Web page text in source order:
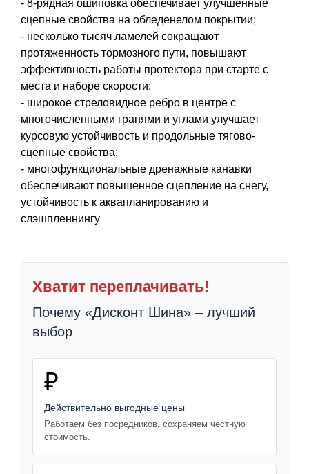
- 8-рядная ошиповка обеспечивает улучшенные
сцепные свойства на обледенелом покрытии;
- несколько тысяч ламелей сокращают
протяженность тормозного пути, повышают
эффективность работы протектора при старте с
места и наборе скорости;
- широкое стреловидное ребро в центре с
многочисленными гранями и углами улучшает
курсовую устойчивость и продольные тягово-
сцепные свойства;
- многофункциональные дренажные канавки
обеспечивают повышенное сцепление на снегу,
устойчивость к аквапланированию и
слэшпленнингу
Хватит переплачивать!
Почему «Дисконт Шина» – лучший
выбор
₽
Действительно выгодные цены
Работаем без посредников, сохраняем честную
стоимость.